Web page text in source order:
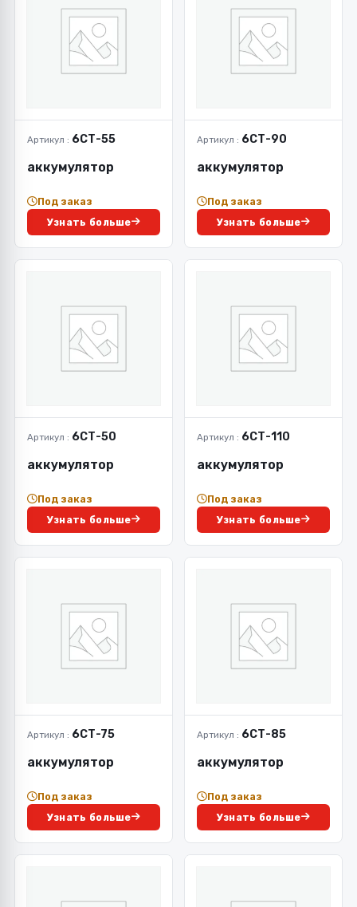
Артикул : 6СТ-55
аккумулятор
Под заказ
Узнать больше
Артикул : 6СТ-90
аккумулятор
Под заказ
Узнать больше
Артикул : 6СТ-50
аккумулятор
Под заказ
Узнать больше
Артикул : 6СТ-110
аккумулятор
Под заказ
Узнать больше
Артикул : 6СТ-75
аккумулятор
Под заказ
Узнать больше
Артикул : 6СТ-85
аккумулятор
Под заказ
Узнать больше